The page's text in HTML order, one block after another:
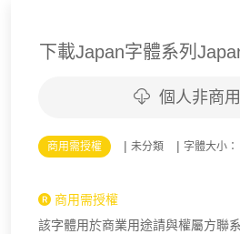
下載Japan字體系列
個人非商
商用需授權 | 未分類 | 字體大小：
商用需授權
該字體用於商業用途請與權屬方聯